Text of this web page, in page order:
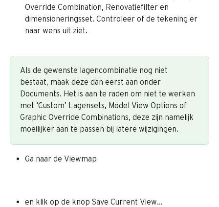
Override Combination, Renovatiefilter en
dimensioneringsset. Controleer of de tekening er
naar wens uit ziet.
Als de gewenste lagencombinatie nog niet
bestaat, maak deze dan eerst aan onder
Documents. Het is aan te raden om niet te werken
met ‘Custom’ Lagensets, Model View Options of
Graphic Override Combinations, deze zijn namelijk
moeilijker aan te passen bij latere wijzigingen.
Ga naar de Viewmap
en klik op de knop Save Current View…